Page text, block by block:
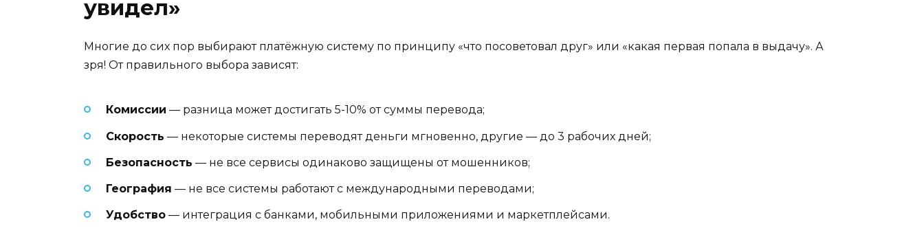
увидел»
Многие до сих пор выбирают платёжную систему по принципу «что посоветовал друг» или «какая первая попала в выдачу». А
зря! От правильного выбора зависят:
Комиссии — разница может достигать 5-10% от суммы перевода;
Скорость — некоторые системы переводят деньги мгновенно, другие — до 3 рабочих дней;
Безопасность — не все сервисы одинаково защищены от мошенников;
География — не все системы работают с международными переводами;
Удобство — интеграция с банками, мобильными приложениями и маркетплейсами.